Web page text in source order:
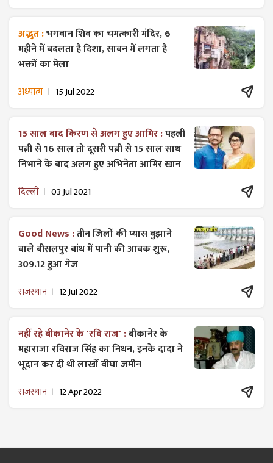
अद्भुत :भगवान शिव का चमत्कारी मंदिर, 6
महीने में बदलता है दिशा, सावन में लगता है
भक्तों का मेला
अध्यात्म 15 Jul 2022
15 साल बाद किरण से अलग हुए आमिर :पहली
पत्नी से 16 साल तो दूसरी पत्नी से 15 साल साथ
निभाने के बाद अलग हुए अभिनेता आमिर खान
दिल्ली 03 Jul 2021
Good News :तीन जिलों की प्यास बुझाने
वाले बीसलपुर बांध में पानी की आवक शुरू,
309.12 हुआ गेज
राजस्थान 12 Jul 2022
नहीं रहे बीकानेर के 'रवि राज' :बीकानेर के
महाराजा रविराज सिंह का निधन, इनके दादा ने
भूदान कर दी थी लाखों बीघा जमीन
राजस्थान 12 Apr 2022